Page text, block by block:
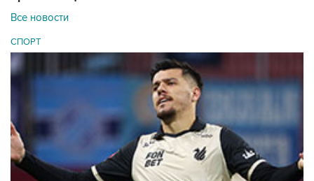
Все новости
СПОРТ